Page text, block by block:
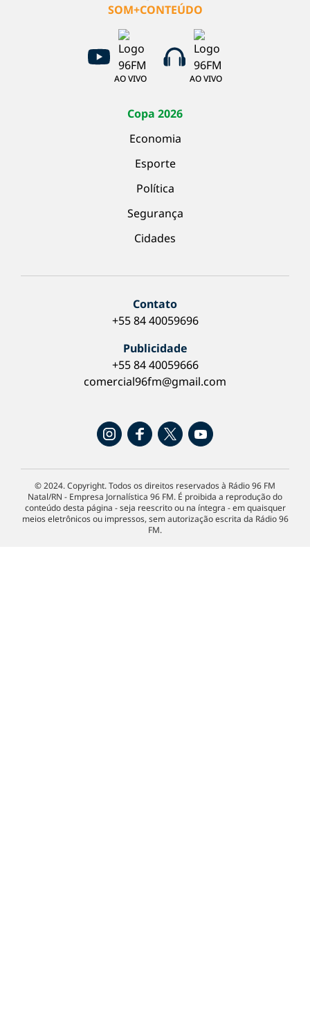
SOM+CONTEÚDO
AO VIVO AO VIVO
Copa 2026
Economia
Esporte
Política
Segurança
Cidades
Contato
+55 84 40059696
Publicidade
+55 84 40059666
comercial96fm@gmail.com
© 2024. Copyright. Todos os direitos reservados à Rádio 96 FM
Natal/RN - Empresa Jornalística 96 FM. É proibida a reprodução do
conteúdo desta página - seja reescrito ou na íntegra - em quaisquer
meios eletrônicos ou impressos, sem autorização escrita da Rádio 96
FM.